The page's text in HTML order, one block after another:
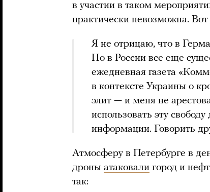
в участии в таком
практически невозможна. Вот
Я не отрицаю, что в
Но в России все еще
ежедневная газета
в контексте Украины о
элит — и меня не
использовать эту
информации. Говорить
Атмосферу в Петербурге в
дроны атаковали город и
так: